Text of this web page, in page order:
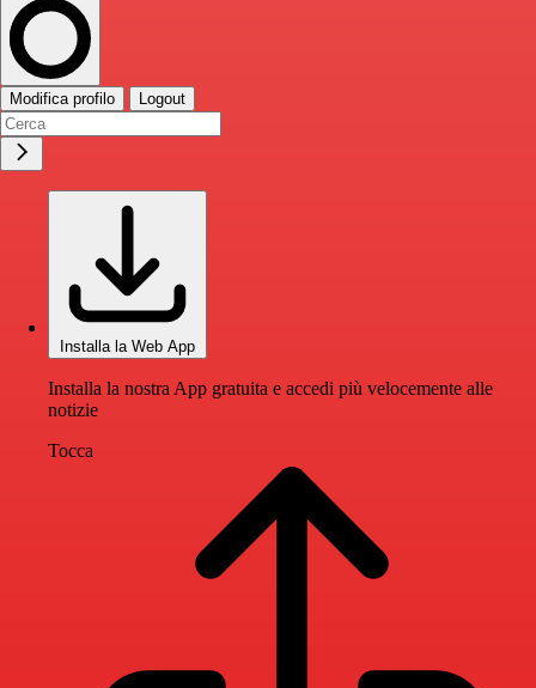
Modifica profilo Logout
Installa la Web App
Installa la nostra App gratuita e accedi più velocemente alle
notizie
Tocca